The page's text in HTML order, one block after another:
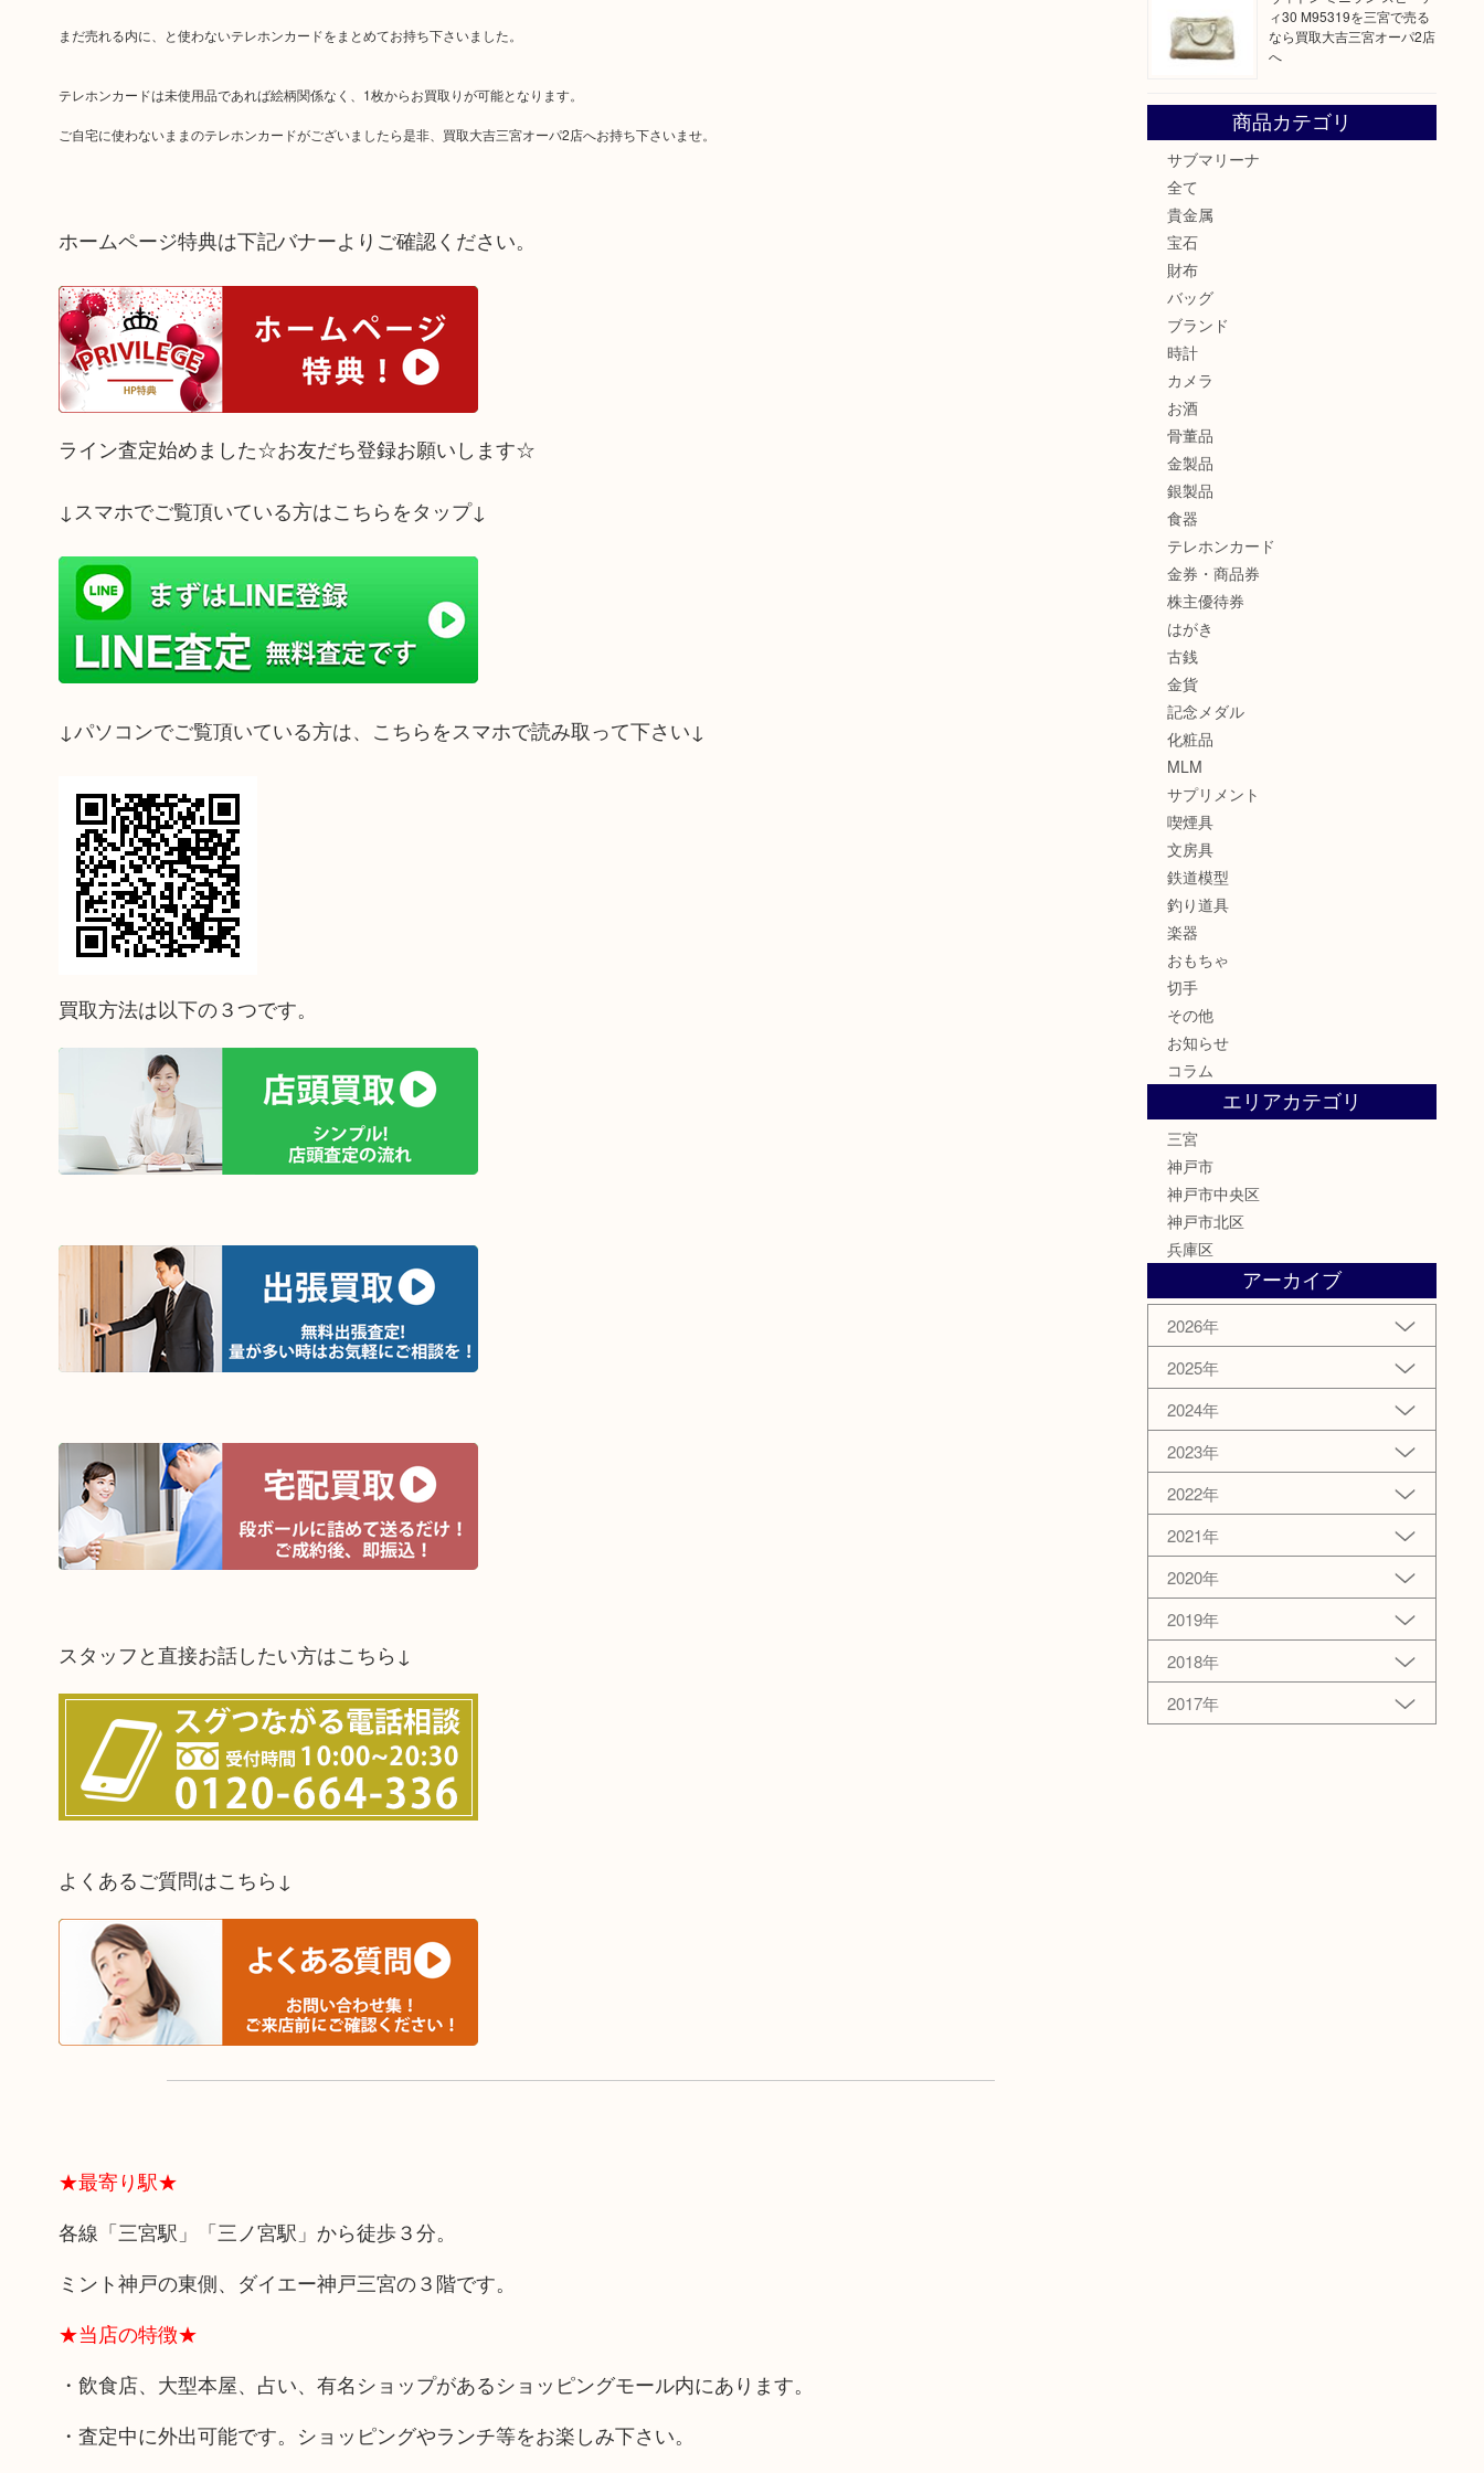
まだ売れる内に、と使わないテレホンカードをまとめてお持ち下さいました。
テレホンカードは未使用品であれば絵柄関係なく、1枚からお買取りが可能となります。
ご自宅に使わないままのテレホンカードがございましたら是非、買取大吉三宮オーパ2店へお持ち下さいませ。
ホームページ特典は下記バナーよりご確認ください。
ライン査定始めました☆お友だち登録お願いします☆
↓スマホでご覧頂いている方はこちらをタップ↓
↓パソコンでご覧頂いている方は、こちらをスマホで読み取って下さい↓
買取方法は以下の３つです。
スタッフと直接お話したい方はこちら↓
よくあるご質問はこちら↓
★最寄り駅★
各線「三宮駅」「三ノ宮駅」から徒歩３分。
ミント神戸の東側、ダイエー神戸三宮の３階です。
★当店の特徴★
・飲食店、大型本屋、占い、有名ショップがあるショッピングモール内にあります。
・査定中に外出可能です。ショッピングやランチ等をお楽しみ下さい。
ィ30 M95319を三宮で売る
なら買取大吉三宮オーパ2店
へ
商品カテゴリ
サブマリーナ
全て
貴金属
宝石
財布
バッグ
ブランド
時計
カメラ
お酒
骨董品
金製品
銀製品
食器
テレホンカード
金券・商品券
株主優待券
はがき
古銭
金貨
記念メダル
化粧品
MLM
サプリメント
喫煙具
文房具
鉄道模型
釣り道具
楽器
おもちゃ
切手
その他
お知らせ
コラム
エリアカテゴリ
三宮
神戸市
神戸市中央区
神戸市北区
兵庫区
アーカイブ
2026年
2025年
2024年
2023年
2022年
2021年
2020年
2019年
2018年
2017年